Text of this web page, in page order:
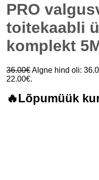
PRO
toitekaabli
komplekt
36.00€Algne hind oli:
22.00€.
🔥Lõpumüük